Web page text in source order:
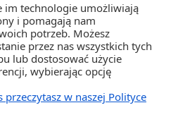
ZAKUPY
POMOC
im technologie umożliwiają
i pomagają nam
potrzeb. Możesz
przez nas wszystkich tych
lub dostosować użycie
wybierając opcję
w naszej Polityce